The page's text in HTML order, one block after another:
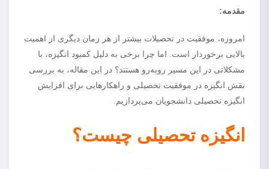
مقدمه:
امروزه، موفقیت در تحصیلات بیشتر از هر زمان دیگری از اهمیت
بالایی برخوردار است. اما چرا برخی به دلیل کمبود انگیزه، با
مشکلاتی در این مسیر روبه‌رو هستند؟ در این مقاله، به بررسی
نقش انگیزه در موفقیت تحصیلی و راهکارهایی برای افزایش
انگیزه تحصیلی دانشجویان می‌پردازیم.
انگیزه‌ تحصیلی چیست؟